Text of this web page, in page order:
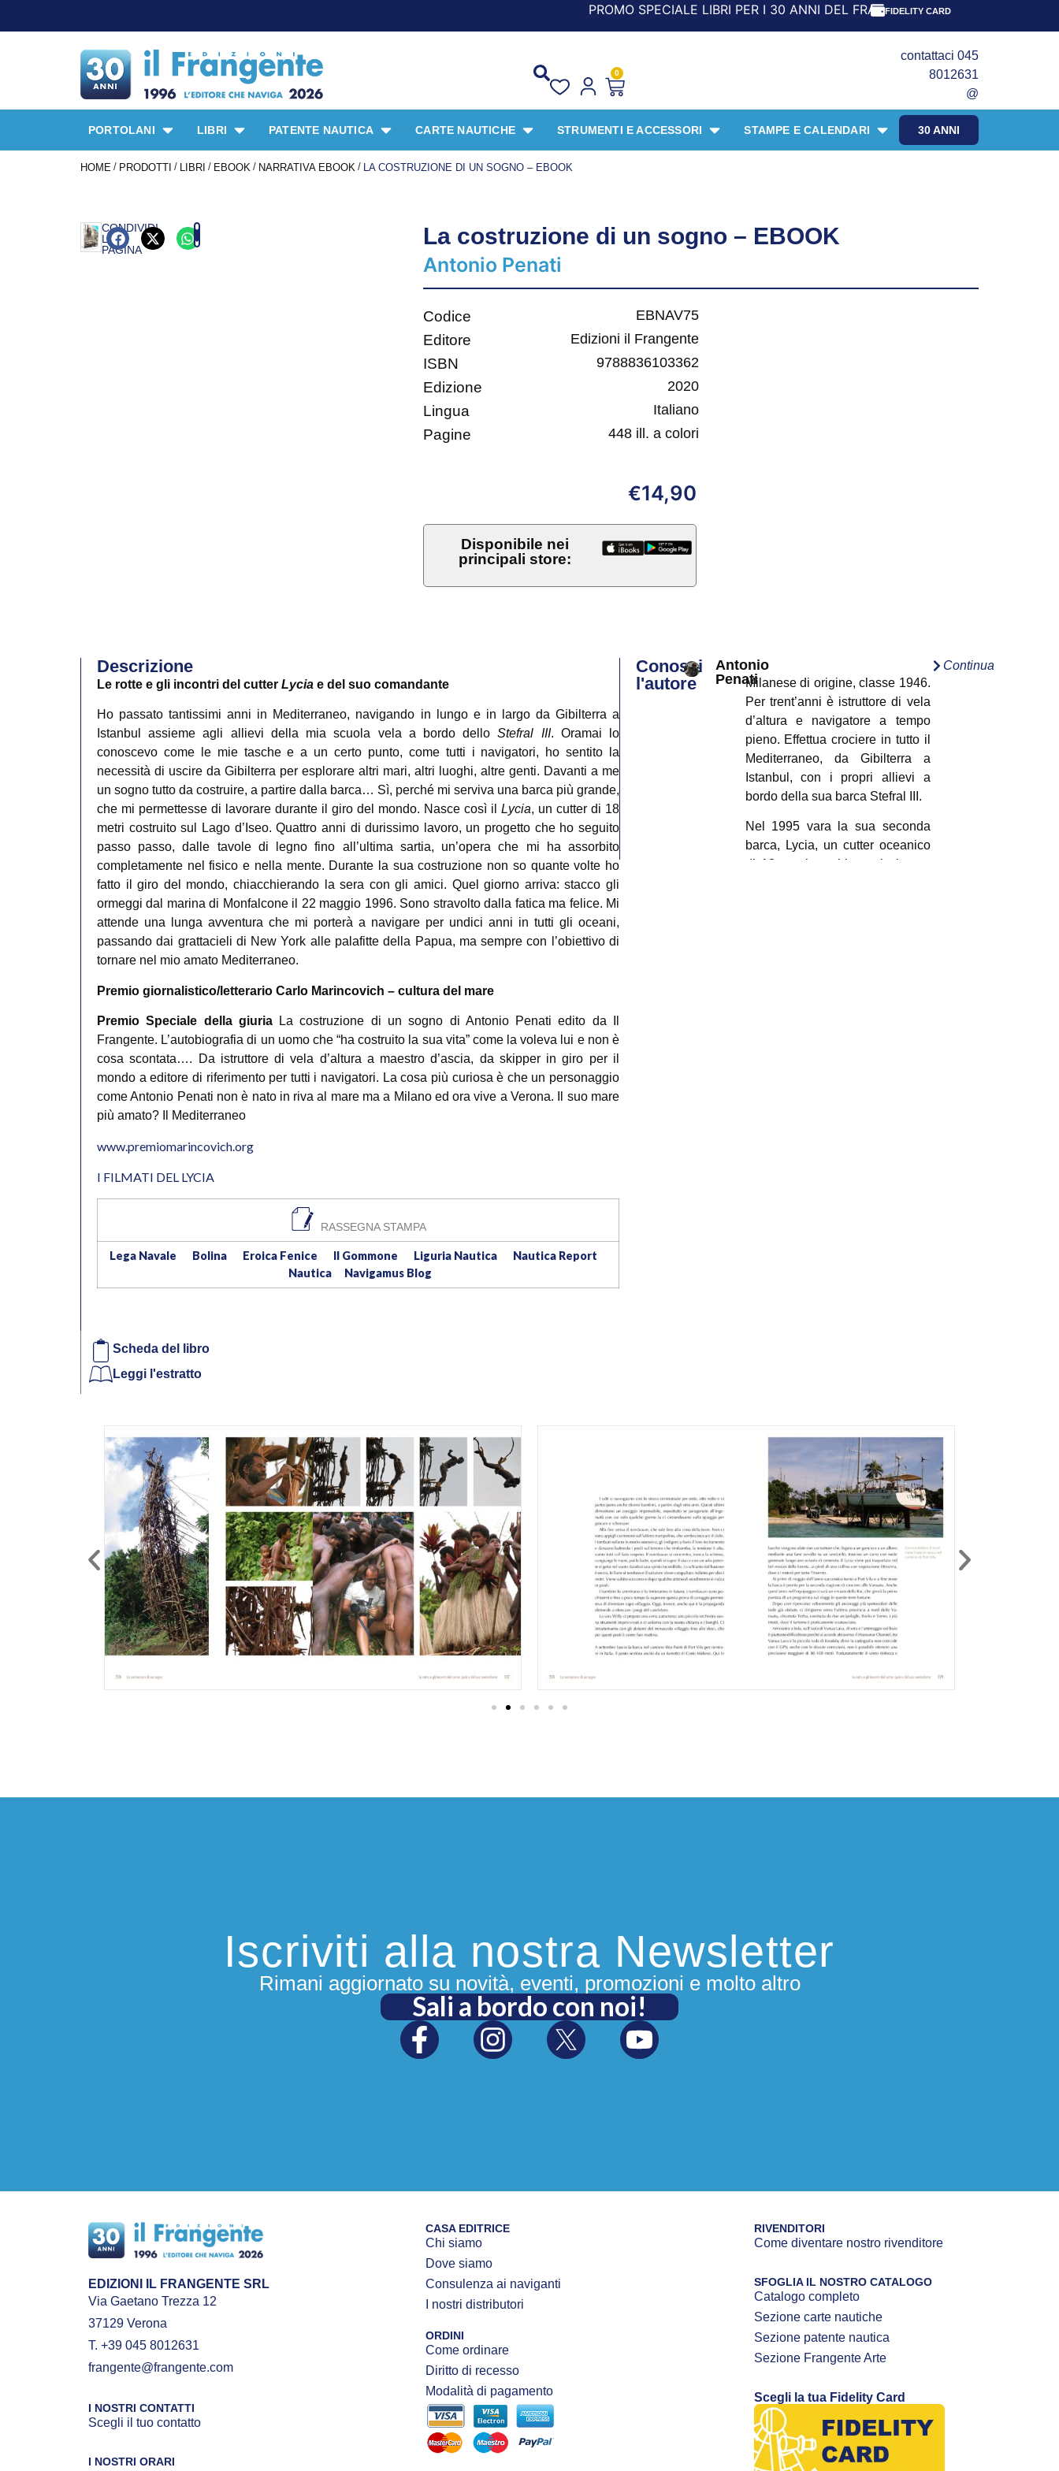
PROMO SPECIALE LIBRI PER I 30 ANNI DEL FRANGENTE! *** CON ORDINI A PARTIRE
FIDELITY CARD
0
contattaci 045
8012631
@
30 ANNI
PORTOLANI LIBRI PATENTE NAUTICA CARTE NAUTICHE STRUMENTI E ACCESSORI STAMPE E CALENDARI
HOME / PRODOTTI / LIBRI / EBOOK / NARRATIVA EBOOK / LA COSTRUZIONE DI UN SOGNO – EBOOK
CONDIVIDI
LA
PAGINA
La costruzione di un sogno – EBOOK
Antonio Penati
Codice EBNAV75
Editore Edizioni il Frangente
ISBN 9788836103362
Edizione 2020
Lingua Italiano
Pagine 448 ill. a colori
€14,90
Disponibile nei
principali store:
Descrizione
Le rotte e gli incontri del cutter Lycia e del suo comandante
Ho passato tantissimi anni in Mediterraneo, navigando in lungo e in largo da Gibilterra a
Istanbul assieme agli allievi della mia scuola vela a bordo delloStefral III. Oramai lo
conoscevo come le mie tasche e a un certo punto, come tutti i navigatori, ho sentito la
necessità di uscire da Gibilterra per esplorare altri mari, altri luoghi, altre genti. Davanti a me
un sogno tutto da costruire, a partire dalla barca… Sì, perché mi serviva una barca più grande,
che mi permettesse di lavorare durante il giro del mondo. Nasce così il Lycia, un cutter di 18
metri costruito sul Lago d’Iseo. Quattro anni di durissimo lavoro, un progetto che ho seguito
passo passo, dalle tavole di legno fino all’ultima sartia, un’opera che mi ha assorbito
completamente nel fisico e nella mente. Durante la sua costruzione non so quante volte ho
fatto il giro del mondo, chiacchierando la sera con gli amici. Quel giorno arriva: stacco gli
ormeggi dal marina di Monfalcone il 22 maggio 1996. Sono stravolto dalla fatica ma felice. Mi
attende una lunga avventura che mi porterà a navigare per undici anni in tutti gli oceani,
passando dai grattacieli di New York alle palafitte della Papua, ma sempre con l’obiettivo di
tornare nel mio amato Mediterraneo.
Premio giornalistico/letterario Carlo Marincovich – cultura del mare
Premio Speciale della giuria
La costruzione di un sogno di Antonio Penati edito da Il
Frangente. L’autobiografia di un uomo che “ha costruito la sua vita” come la voleva lui e non è
cosa scontata…. Da istruttore di vela d’altura a maestro d’ascia, da skipper in giro per il
mondo a editore di riferimento per tutti i navigatori. La cosa più curiosa è che un personaggio
come Antonio Penati non è nato in riva al mare ma a Milano ed ora vive a Verona. Il suo mare
più amato? Il Mediterraneo
www.premiomarincovich.org
I FILMATI DEL LYCIA
RASSEGNA STAMPA
​Lega Navale ​Bolina ​Eroica Fenice Il Gommone Liguria Nautica
Nautica Report
Nautica
Navigamus Blog
Scheda del libro
Leggi l'estratto
Conosci
l'autore
Antonio
PenatiMilanese di origine, classe 1946.
Per trent’anni è istruttore di vela
d’altura e navigatore a tempo
pieno. Effettua crociere in tutto il
Mediterraneo, da Gibilterra a
Istanbul, con i propri allievi a
bordo della sua barca Stefral III.
Nel 1995 vara la sua seconda
barca, Lycia, un cutter oceanico
Continua
Iscriviti alla nostra Newsletter
Rimani aggiornato su novità, eventi, promozioni e molto altro
Sali a bordo con noi!
EDIZIONI IL FRANGENTE SRL
Via Gaetano Trezza 12
37129 Verona
T. +39 045 8012631
frangente@frangente.com
I NOSTRI CONTATTI
Scegli il tuo contatto
I NOSTRI ORARI
CASA EDITRICE
Chi siamo
Dove siamo
Consulenza ai naviganti
I nostri distributori
ORDINI
Come ordinare
Diritto di recesso
Modalità di pagamento
RIVENDITORI
Come diventare nostro rivenditore
SFOGLIA IL NOSTRO CATALOGO
Catalogo completo
Sezione carte nautiche
Sezione patente nautica
Sezione Frangente Arte
Scegli la tua Fidelity Card